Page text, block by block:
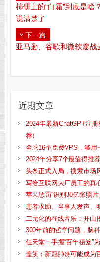
柿饼上的“白霜”到底是啥
说清楚了
下一篇
亚马逊、谷歌和微软鏖战
近期文章
2024年最新ChatGPT注
荐）
全球16个免费VPS，够用
2024年分享7个最值得推
头条正式入局，搜索市场
写给互联网大厂员工的真
苹果惩罚“识别30亿张照
患者求助、当事人发声、
二元化的在线音乐：开山
300年前的哲学问题，脑
任天堂：手握“百年秘笈”
盖茨：新冠肺炎可能成为